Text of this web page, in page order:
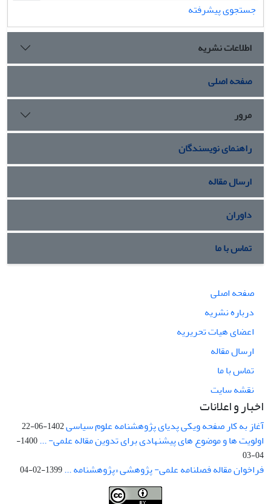
جستجوی پیشرفته
اطلاعات نشریه
صفحه اصلی
مرور
راهنمای نویسندگان
ارسال مقاله
داوران
تماس با ما
صفحه اصلی
درباره نشریه
اعضای هیات تحریریه
ارسال مقاله
تماس با ما
نقشه سایت
اخبار و اعلانات
آغاز به کار صفحه ویکی پدیای پژوهشنامه علوم سیاسی1402-06-22
اولویت ها و موضوع های پیشنهادی برای تدوین مقاله علمی- ...
1400-
04-03
فراخوان مقاله فصلنامه علمی- پژوهشی «پژوهشنامه ...1399-02-04